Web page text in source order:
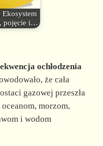
Ekosystem
pojęcie i…
ochłodzenia
że cała
gazowej przeszła
morzom,
i wodom